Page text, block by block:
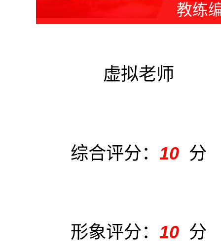
教练
虚拟老师
综合评分：10 分
形象评分：10 分